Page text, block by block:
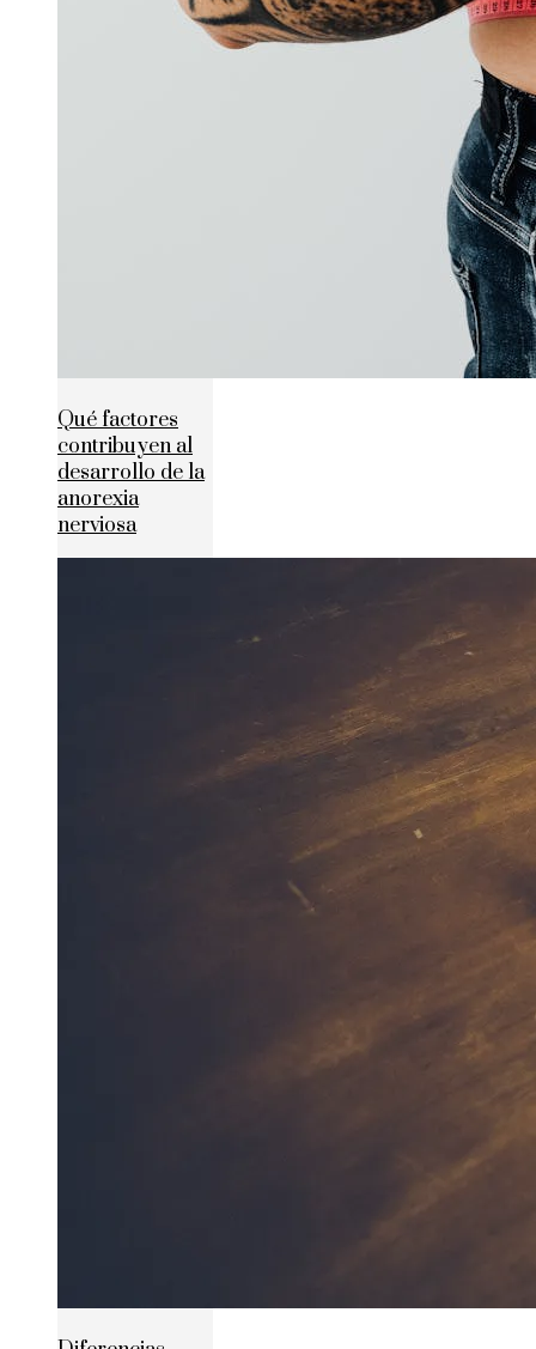
Qué factores
contribuyen al
desarrollo de la
anorexia
nerviosa